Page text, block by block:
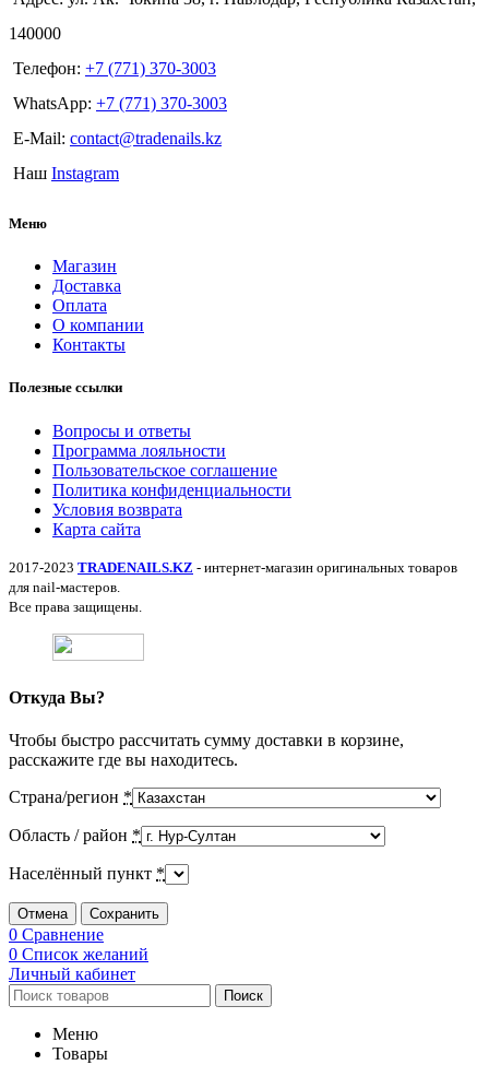
140000
Телефон: +7 (771) 370-3003
WhatsApp: +7 (771) 370-3003
E-Mail: contact@tradenails.kz
Наш Instagram
Меню
Магазин
Доставка
Оплата
О компании
Контакты
Полезные ссылки
Вопросы и ответы
Программа лояльности
Пользовательское соглашение
Политика конфиденциальности
Условия возврата
Карта сайта
2017-2023 TRADENAILS.KZ - интернет-магазин оригинальных товаров
для nail-мастеров.
Все права защищены.
Откуда Вы?
Чтобы быстро рассчитать сумму доставки в корзине,
расскажите где вы находитесь.
Страна/регион *
Область / район *
Населённый пункт *
Отмена Сохранить
0 Сравнение
0 Список желаний
Личный кабинет
Поиск
Меню
Товары